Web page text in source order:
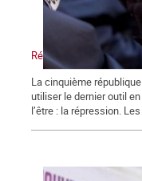
Répression, maître-mot
La cinquième
utiliser le dernier outil
l’être : la répression.